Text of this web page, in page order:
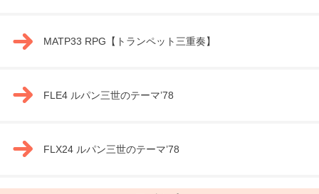
MATP33 RPG【トランペット三重奏】
FLE4 ルパン三世のテーマ’78
FLX24 ルパン三世のテーマ’78